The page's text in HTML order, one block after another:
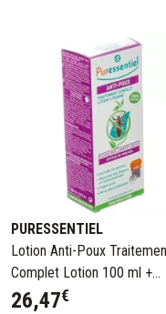
PURESSENTIEL
Lotion Anti-Poux
Complet Lotion 100 ml +
Peigne
26,47€